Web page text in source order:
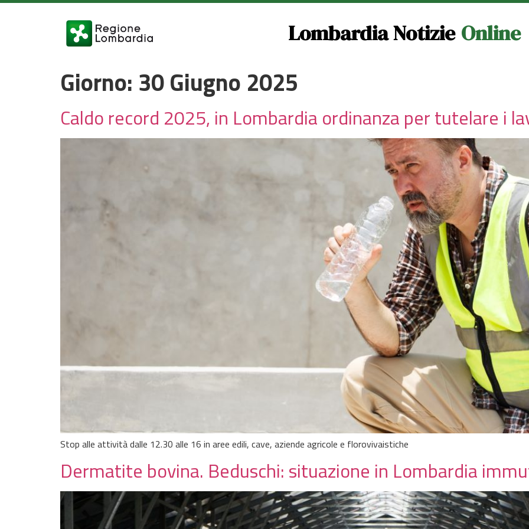
Lombardia Notizie Online
Giorno: 30 Giugno 2025
Caldo record 2025, in Lombardia ordinanza per tutelare i
Stop alle attività dalle 12.30 alle 16 in aree edili, cave, aziende agricole e florovivaistiche
Dermatite bovina. Beduschi: situazione in Lombardia